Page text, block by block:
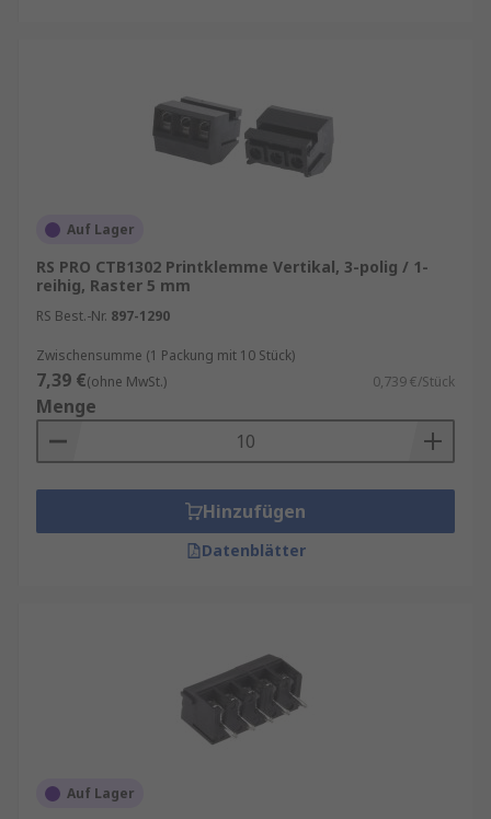
Auf Lager
RS PRO CTB1302 Printklemme Vertikal, 3-polig / 1-
reihig, Raster 5 mm
RS Best.-Nr. 897-1290
Zwischensumme (1 Packung mit 10 Stück)
7,39 €(ohne MwSt.) 0,739 €/Stück
Menge
Hinzufügen
Datenblätter
Auf Lager